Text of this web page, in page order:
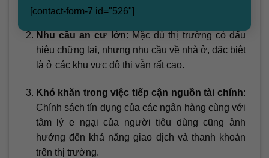
[contact-form-7 id="526"]
không muốn giảm giá.
Nhu cầu an cư lớn: Mặc dù thị trường có dấu
hiệu chững lại, nhưng nhu cầu về nhà ở, đặc biệt
là ở các khu vực đô thị vẫn rất cao.
Khó khăn trong việc tiếp cận nguồn tài chính:
Chính sách tín dụng của các ngân hàng cùng với
tâm lý e ngại của người tiêu dùng cũng ảnh
hưởng đến khả năng giao dịch và thanh khoản
trên thị trường.